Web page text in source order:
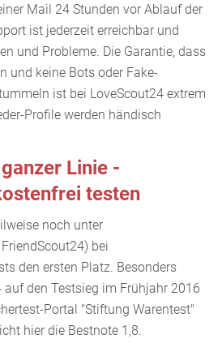
Mail 24 Stunden vor Ablauf der
ist jederzeit erreichbar und
und Probleme. Die Garantie, dass
und keine Bots oder Fake-
ist bei LoveScout24 extrem
Profile werden händisch
Linie -
testen
noch unter
bei
den ersten Platz. Besonders
den Testsieg im Frühjahr 2016
Portal "Stiftung Warentest"
hier die Bestnote 1,8.